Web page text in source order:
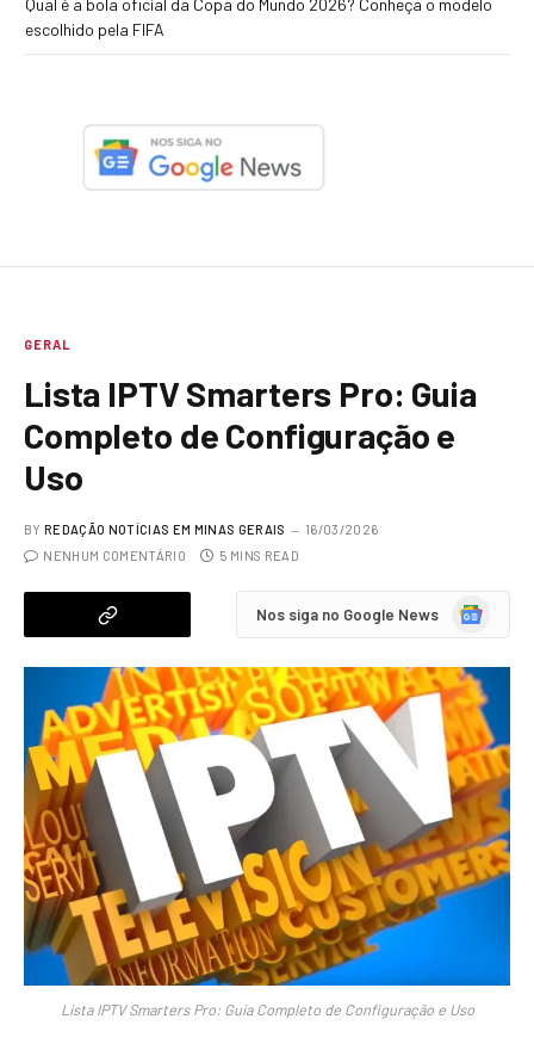
Qual é a bola oficial da Copa do Mundo 2026? Conheça o modelo
escolhido pela FIFA
GERAL
Lista IPTV Smarters Pro: Guia
Completo de Configuração e
Uso
BY REDAÇÃO NOTÍCIAS EM MINAS GERAIS
16/03/2026
NENHUM COMENTÁRIO
5 MINS READ
Nos siga no Google News
Google
Lista IPTV Smarters Pro: Guia Completo de Configuração e Uso